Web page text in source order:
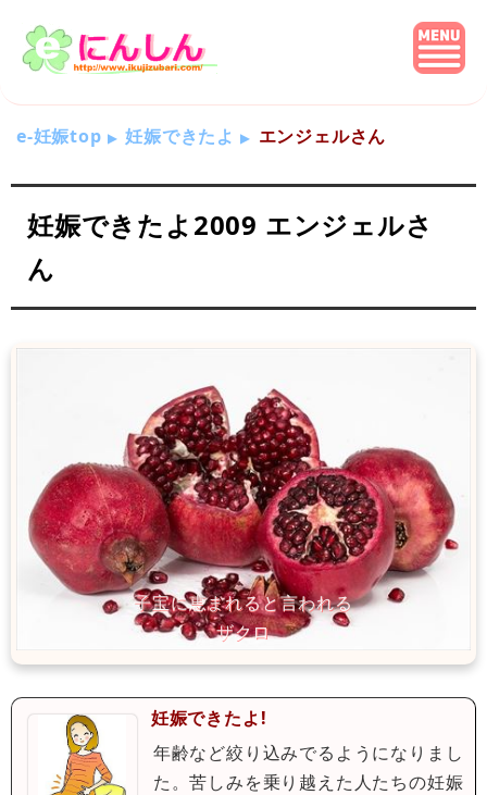
e-妊娠top 妊娠できたよ エンジェルさん
妊娠できたよ2009 エンジェルさ
ん
妊娠できたよ!
年齢など絞り込みでるようになりまし
た。苦しみを乗り越えた人たちの妊娠